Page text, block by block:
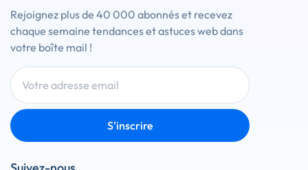
Rejoignez plus de 40 000 abonnés et recevez
chaque semaine tendances et astuces web dans
votre boîte mail !
S'inscrire